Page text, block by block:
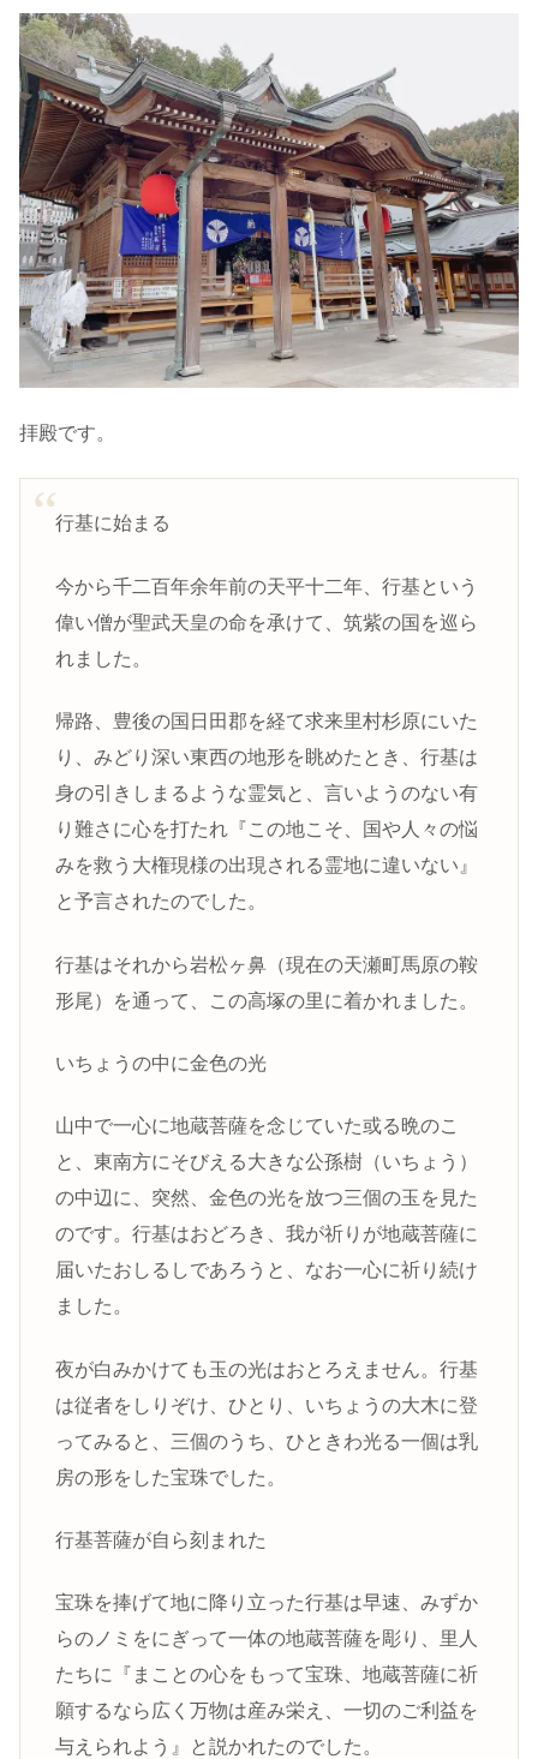
拝殿です。
行基に始まる
今から千二百年余年前の天平十二年、行基という
偉い僧が聖武天皇の命を承けて、筑紫の国を巡ら
れました。
帰路、豊後の国日田郡を経て求来里村杉原にいた
り、みどり深い東西の地形を眺めたとき、行基は
身の引きしまるような霊気と、言いようのない有
り難さに心を打たれ『この地こそ、国や人々の悩
みを救う大権現様の出現される霊地に違いない』
と予言されたのでした。
行基はそれから岩松ヶ鼻（現在の天瀬町馬原の鞍
形尾）を通って、この高塚の里に着かれました。
いちょうの中に金色の光
山中で一心に地蔵菩薩を念じていた或る晩のこ
と、東南方にそびえる大きな公孫樹（いちょう）
の中辺に、突然、金色の光を放つ三個の玉を見た
のです。行基はおどろき、我が祈りが地蔵菩薩に
届いたおしるしであろうと、なお一心に祈り続け
ました。
夜が白みかけても玉の光はおとろえません。行基
は従者をしりぞけ、ひとり、いちょうの大木に登
ってみると、三個のうち、ひときわ光る一個は乳
房の形をした宝珠でした。
行基菩薩が自ら刻まれた
宝珠を捧げて地に降り立った行基は早速、みずか
らのノミをにぎって一体の地蔵菩薩を彫り、里人
たちに『まことの心をもって宝珠、地蔵菩薩に祈
願するなら広く万物は産み栄え、一切のご利益を
与えられよう』と説かれたのでした。